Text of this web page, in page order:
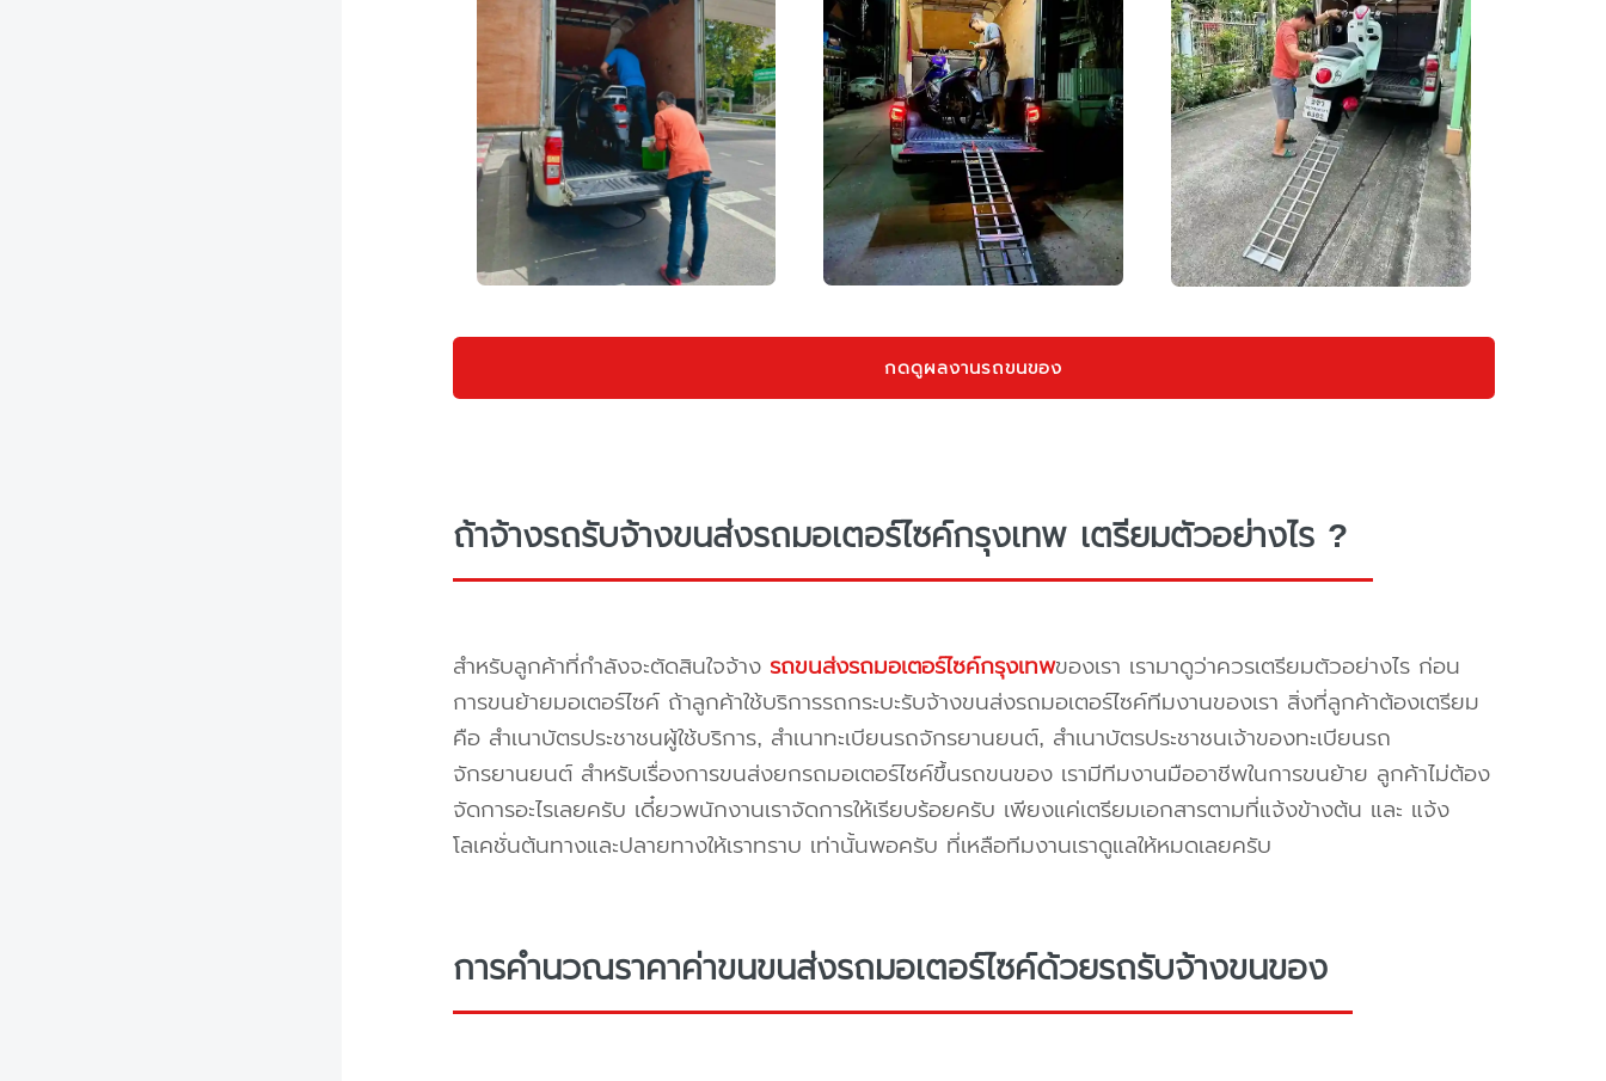
กดดูผลงานรถขนของ
ถ้าจ้างรถรับจ้างขนส่งรถมอเตอร์ไซค์กรุงเทพ เตรียมตัวอย่างไร ?
สำหรับลูกค้าที่กำลังจะตัดสินใจจ้าง รถขนส่งรถมอเตอร์ไซค์กรุงเทพของเรา เรามาดูว่าควรเตรียมตัวอย่างไร ก่อน
การขนย้ายมอเตอร์ไซค์ ถ้าลูกค้าใช้บริการรถกระบะรับจ้างขนส่งรถมอเตอร์ไซค์ทีมงานของเรา สิ่งที่ลูกค้าต้องเตรียม
คือ สำเนาบัตรประชาชนผู้ใช้บริการ, สำเนาทะเบียนรถจักรยานยนต์, สำเนาบัตรประชาชนเจ้าของทะเบียนรถ
จักรยานยนต์ สำหรับเรื่องการขนส่งยกรถมอเตอร์ไซค์ขึ้นรถขนของ เรามีทีมงานมืออาชีพในการขนย้าย ลูกค้าไม่ต้อง
จัดการอะไรเลยครับ เดี๋ยวพนักงานเราจัดการให้เรียบร้อยครับ เพียงแค่เตรียมเอกสารตามที่แจ้งข้างต้น และ แจ้ง
โลเคชั่นต้นทางและปลายทางให้เราทราบ เท่านั้นพอครับ ที่เหลือทีมงานเราดูแลให้หมดเลยครับ
การคำนวณราคาค่าขนขนส่งรถมอเตอร์ไซค์ด้วยรถรับจ้างขนของ